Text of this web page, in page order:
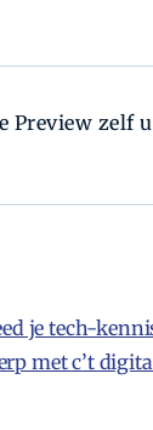
Preview zelf